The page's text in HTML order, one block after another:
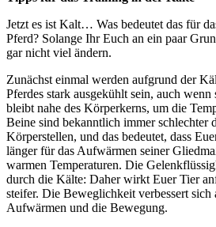
Jetzt es ist Kalt… Was bedeutet das für
Pferd? Solange Ihr Euch an ein paar
gar nicht viel ändern.
Zunächst einmal werden aufgrund der
Pferdes stark ausgekühlt sein, auch
bleibt nahe des Körperkerns, um die
Beine sind bekanntlich immer schlechter
Körperstellen, und das bedeutet, dass
länger für das Aufwärmen seiner
warmen Temperaturen. Die
durch die Kälte: Daher wirkt Euer Tier
steifer. Die Beweglichkeit verbessert sich
Aufwärmen und die Bewegung.